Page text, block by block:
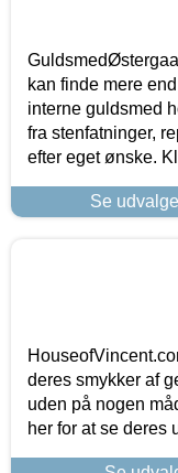
kan finde mere
interne guldsmed
fra stenfatninger,
efter eget ønske.
Se
deres smykker af
uden på nogen
her for at se deres